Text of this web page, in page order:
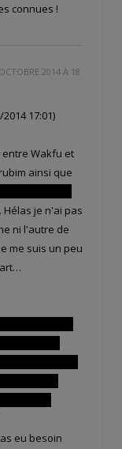
connues !
2014 À 18
17:01)
entre Wakfu et
ainsi que
. Hélas je n'ai pas
ni l'autre de
me suis un peu
eu besoin